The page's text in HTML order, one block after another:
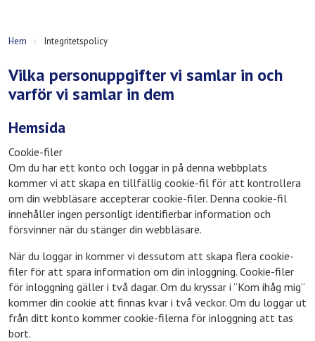
Hem » Integritetspolicy
Vilka personuppgifter vi samlar in och
varför vi samlar in dem
Hemsida
Cookie-filer
Om du har ett konto och loggar in på denna webbplats
kommer vi att skapa en tillfällig cookie-fil för att kontrollera
om din webbläsare accepterar cookie-filer. Denna cookie-fil
innehåller ingen personligt identifierbar information och
försvinner när du stänger din webbläsare.
När du loggar in kommer vi dessutom att skapa flera cookie-
filer för att spara information om din inloggning. Cookie-filer
för inloggning gäller i två dagar. Om du kryssar i ”Kom ihåg mig”
kommer din cookie att finnas kvar i två veckor. Om du loggar ut
från ditt konto kommer cookie-filerna för inloggning att tas
bort.